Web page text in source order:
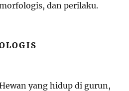
dan perilaku.
yang hidup di gurun,